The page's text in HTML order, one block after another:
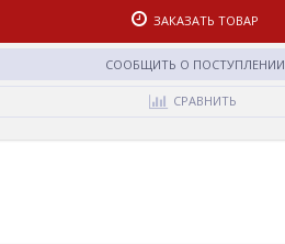
ЗАКАЗАТЬ ТОВАР
СООБЩИТЬ О ПОСТУПЛЕНИИ
СРАВНИТЬ